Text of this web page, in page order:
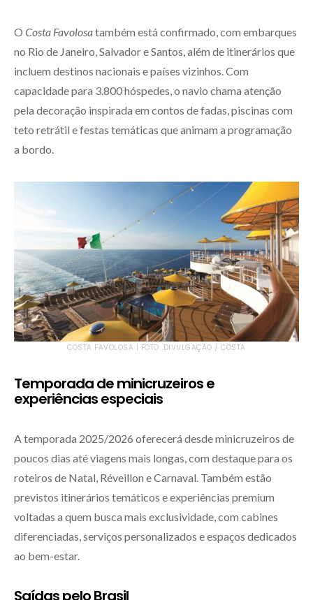
O Costa Favolosatambém está confirmado, com embarques
no Rio de Janeiro, Salvador e Santos, além de itinerários que
incluem destinos nacionais e países vizinhos. Com
capacidade para 3.800 hóspedes, o navio chama atenção
pela decoração inspirada em contos de fadas, piscinas com
teto retrátil e festas temáticas que animam a programação
a bordo.
COSTA FAVOLOSA | FOTO: DIVULGAÇÃO / COSTA
Temporada de minicruzeiros e
experiências especiais
A temporada 2025/2026 oferecerá desde minicruzeiros de
poucos dias até viagens mais longas, com destaque para os
roteiros de Natal, Réveillon e Carnaval. Também estão
previstos itinerários temáticos e experiências premium
voltadas a quem busca mais exclusividade, com cabines
diferenciadas, serviços personalizados e espaços dedicados
ao bem-estar.
Saídas pelo Brasil